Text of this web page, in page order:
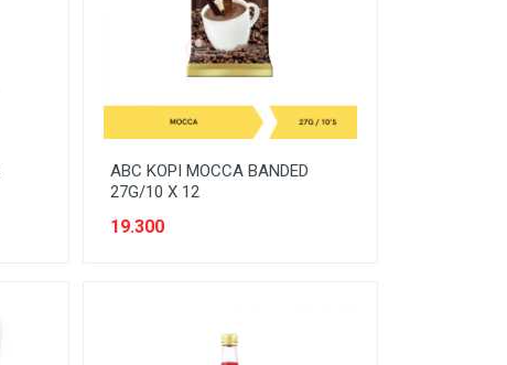
ABC KOPI MOCCA BANDED
27G/10 X 12
19.300